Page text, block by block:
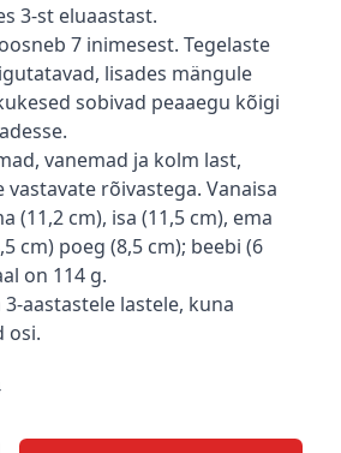
3-st eluaastast.
7 inimesest. Tegelaste
lisades mängule
sobivad peaaegu kõigi
vanemad ja kolm last,
rõivastega. Vanaisa
(11,2 cm), isa (11,5 cm), ema
cm) poeg (8,5 cm); beebi (6
on 114 g.
aastastele lastele, kuna
osi.